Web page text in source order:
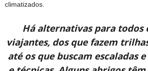
climatizados.
Há alternativas para todos
viajantes, dos que fazem
até os que buscam escaladas